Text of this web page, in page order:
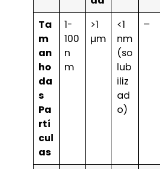
Ta
m
an
ho
da
s
Pa
rtí
cul
as
1-
100
n
m
>1
µm
<1
nm
(so
lub
iliz
ad
o)
–